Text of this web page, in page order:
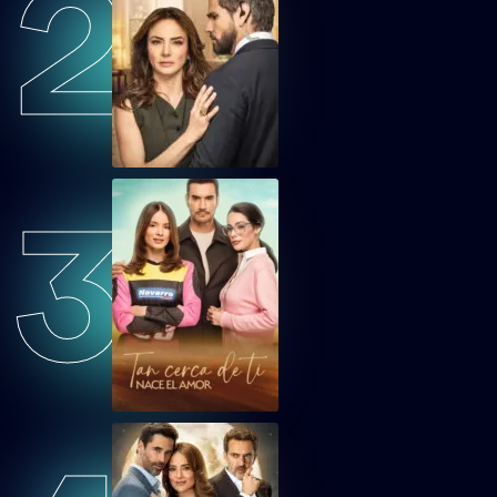
GDMV20
Guardián de mi Vida Capítulo 20
GDMV21
Guardián de mi Vida Capítulo 21
GDMV22
Guardián de mi Vida Capítulo 22
GDMV23
Guardián de mi Vida Capítulo 23
GDMV24
Guardián de mi Vida Capítulo 24
GDMV25
Guardián de mi Vida Capítulo 25
2
3